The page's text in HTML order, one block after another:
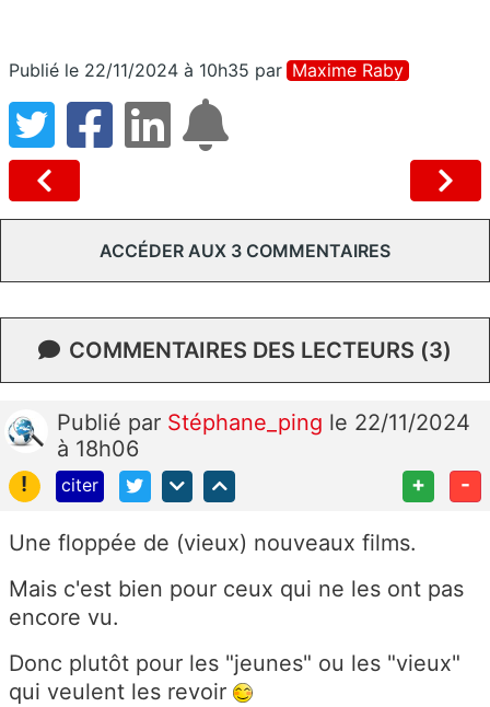
Publié le 22/11/2024 à 10h35 par Maxime Raby
ACCÉDER AUX 3 COMMENTAIRES
COMMENTAIRES DES LECTEURS (3)
Publié par Stéphane_ping le 22/11/2024
à 18h06
!
citer + -
Une floppée de (vieux) nouveaux films.
Mais c'est bien pour ceux qui ne les ont pas
encore vu.
Donc plutôt pour les "jeunes" ou les "vieux"
qui veulent les revoir